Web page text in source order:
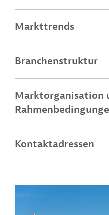
Markttrends
Branchenstruktur
Marktorganisation
Kontaktadressen